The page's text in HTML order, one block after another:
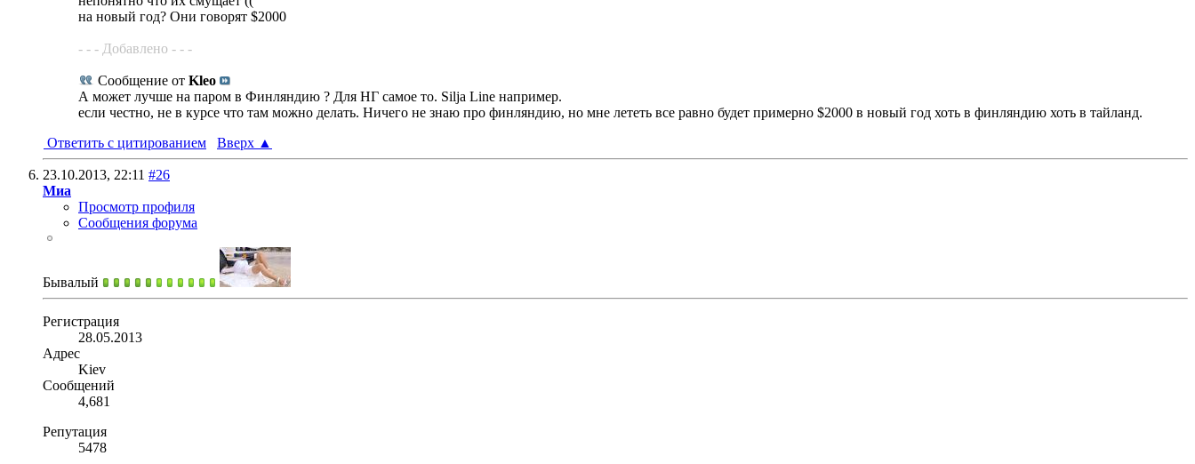
на новый год? Они говорят $2000
- - - Добавлено - - -
Сообщение от Kleo
А может лучше на паром в Финляндию ? Для НГ самое то. Silja Line например.
если честно, не в курсе что там можно делать. Ничего не знаю про финляндию, но мне лететь все равно будет примерно $2000 в новый год хоть в финляндию хоть в тайланд.
Ответить с цитированием
Вверх ▲
23.10.2013, 22:11 #26
Миа
Просмотр профиля
Сообщения форума
Бывалый
Регистрация
28.05.2013
Адрес
Kiev
Сообщений
4,681
Репутация
5478